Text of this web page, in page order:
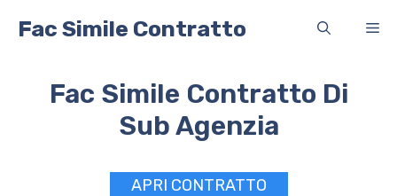
Fac Simile Contratto
Fac Simile Contratto Di
Sub Agenzia
APRI CONTRATTO